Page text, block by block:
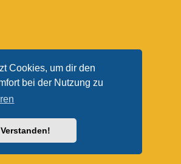
Cookies, um dir den
bei der Nutzung zu
Verstanden!